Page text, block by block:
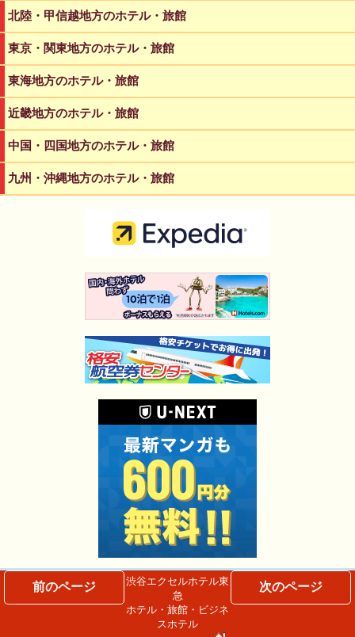
北陸・甲信越地方のホテル・旅館
東京・関東地方のホテル・旅館
東海地方のホテル・旅館
近畿地方のホテル・旅館
中国・四国地方のホテル・旅館
九州・沖縄地方のホテル・旅館
前のページ 次のページ
渋谷エクセルホテル東
急
ホテル・旅館・ビジネ
スホテル